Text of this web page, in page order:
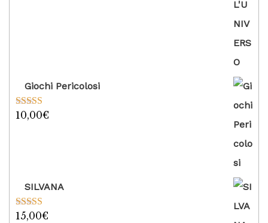
Giochi Pericolosi
Valutato
10,00€
SILVANA
Valutato
15,00€